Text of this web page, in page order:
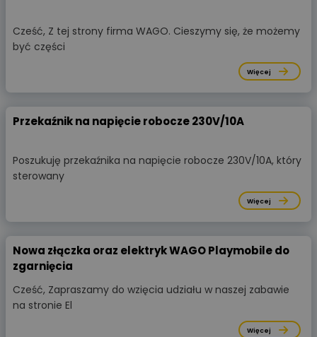
Cześć, Z tej strony firma WAGO. Cieszymy się, że możemy
być części
Więcej
Przekaźnik na napięcie robocze 230V/10A
Poszukuję przekaźnika na napięcie robocze 230V/10A, który
sterowany
Więcej
Nowa złączka oraz elektryk WAGO Playmobile do
zgarnięcia
Cześć, Zapraszamy do wzięcia udziału w naszej zabawie
na stronie El
Więcej